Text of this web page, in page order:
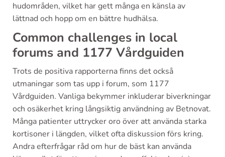
hudområden, vilket har gett många en känsla av
lättnad och hopp om en bättre hudhälsa.
Common challenges in local
forums and 1177 Vårdguiden
Trots de positiva rapporterna finns det också
utmaningar som tas upp i forum, som 1177
Vårdguiden. Vanliga bekymmer inkluderar biverkningar
och osäkerhet kring långsiktig användning av Betnovat.
Många patienter uttrycker oro över att använda starka
kortisoner i längden, vilket ofta diskussion förs kring.
Andra efterfrågar råd om hur de bäst kan använda